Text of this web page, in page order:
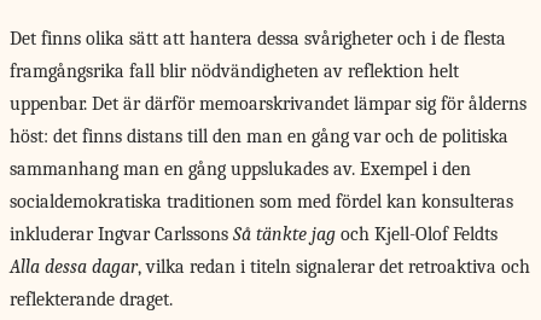
Det finns olika sätt att hantera dessa svårigheter och i de flesta
framgångsrika fall blir nödvändigheten av reflektion helt
uppenbar. Det är därför memoarskrivandet lämpar sig för ålderns
höst: det finns distans till den man en gång var och de politiska
sammanhang man en gång uppslukades av. Exempel i den
socialdemokratiska traditionen som med fördel kan konsulteras
inkluderar Ingvar Carlssons Så tänkte jag och Kjell-Olof Feldts
Alla dessa dagar, vilka redan i titeln signalerar det retroaktiva och
reflekterande draget.